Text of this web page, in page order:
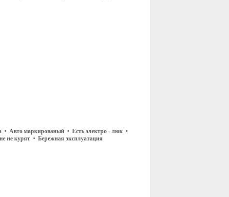
• Авто маркированый • Есть электро - люк •
не курят • Бережная эксплуатация